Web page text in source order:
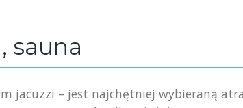
sauna
jacuzzi – jest najchętniej wybieraną